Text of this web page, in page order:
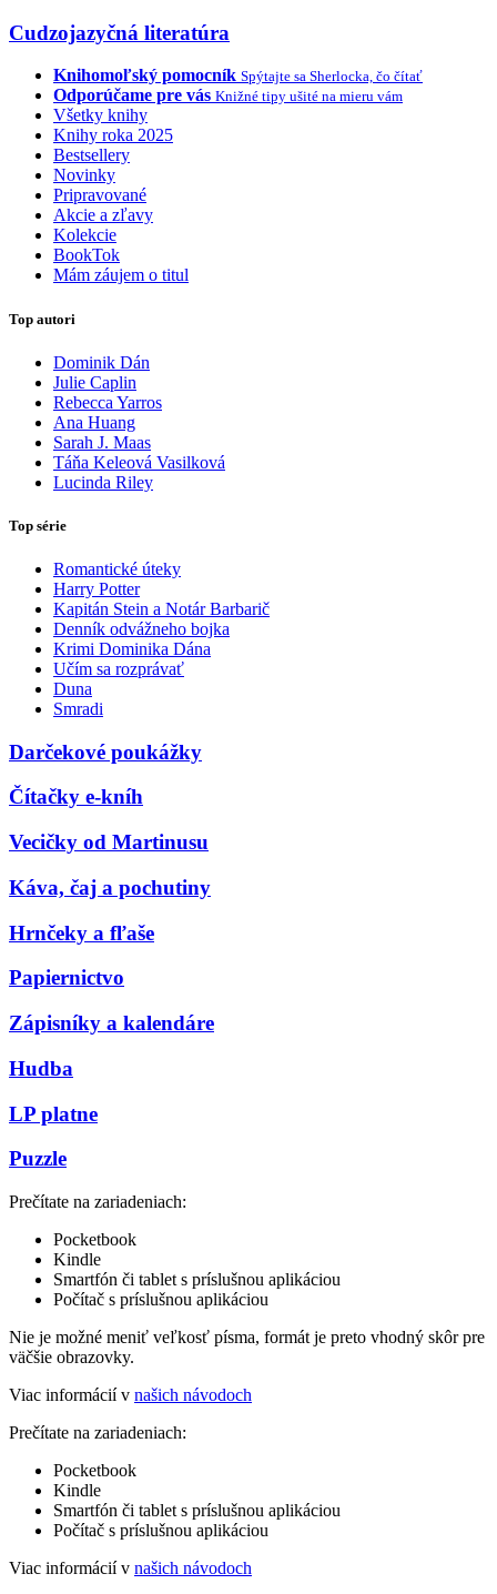
Cudzojazyčná literatúra
Knihomoľský pomocník Spýtajte sa Sherlocka, čo čítať
Odporúčame pre vás Knižné tipy ušité na mieru vám
Všetky knihy
Knihy roka 2025
Bestsellery
Novinky
Pripravované
Akcie a zľavy
Kolekcie
BookTok
Mám záujem o titul
Top autori
Dominik Dán
Julie Caplin
Rebecca Yarros
Ana Huang
Sarah J. Maas
Táňa Keleová Vasilková
Lucinda Riley
Top série
Romantické úteky
Harry Potter
Kapitán Stein a Notár Barbarič
Denník odvážneho bojka
Krimi Dominika Dána
Učím sa rozprávať
Duna
Smradi
Darčekové poukážky
Čítačky e-kníh
Vecičky od Martinusu
Káva, čaj a pochutiny
Hrnčeky a fľaše
Papiernictvo
Zápisníky a kalendáre
Hudba
LP platne
Puzzle
Prečítate na zariadeniach:
Pocketbook
Kindle
Smartfón či tablet s príslušnou aplikáciou
Počítač s príslušnou aplikáciou
Nie je možné meniť veľkosť písma, formát je preto vhodný skôr pre
väčšie obrazovky.
Viac informácií v našich návodoch
Prečítate na zariadeniach:
Pocketbook
Kindle
Smartfón či tablet s príslušnou aplikáciou
Počítač s príslušnou aplikáciou
Viac informácií v našich návodoch